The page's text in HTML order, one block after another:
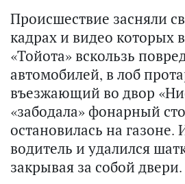
Происшествие засняли
кадрах и видео которых
«Тойота» вскользь
автомобилей, в лоб
въезжающий во двор
«забодала» фонарный
остановилась на газоне.
водитель и удалился
закрывая за собой двери.